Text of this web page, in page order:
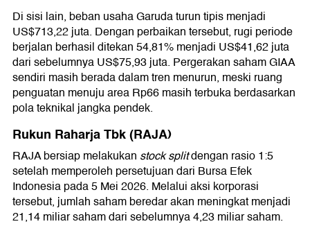
Di sisi lain, beban usaha Garuda turun tipis menjadi
US$713,22 juta. Dengan perbaikan tersebut, rugi periode
berjalan berhasil ditekan 54,81% menjadi US$41,62 juta
dari sebelumnya US$75,93 juta. Pergerakan saham GIAA
sendiri masih berada dalam tren menurun, meski ruang
penguatan menuju area Rp66 masih terbuka berdasarkan
pola teknikal jangka pendek.
Rukun Raharja Tbk (RAJA)
RAJA bersiap melakukan stock splitdengan rasio 1:5
setelah memperoleh persetujuan dari Bursa Efek
Indonesia pada 5 Mei 2026. Melalui aksi korporasi
tersebut, jumlah saham beredar akan meningkat menjadi
21,14 miliar saham dari sebelumnya 4,23 miliar saham.